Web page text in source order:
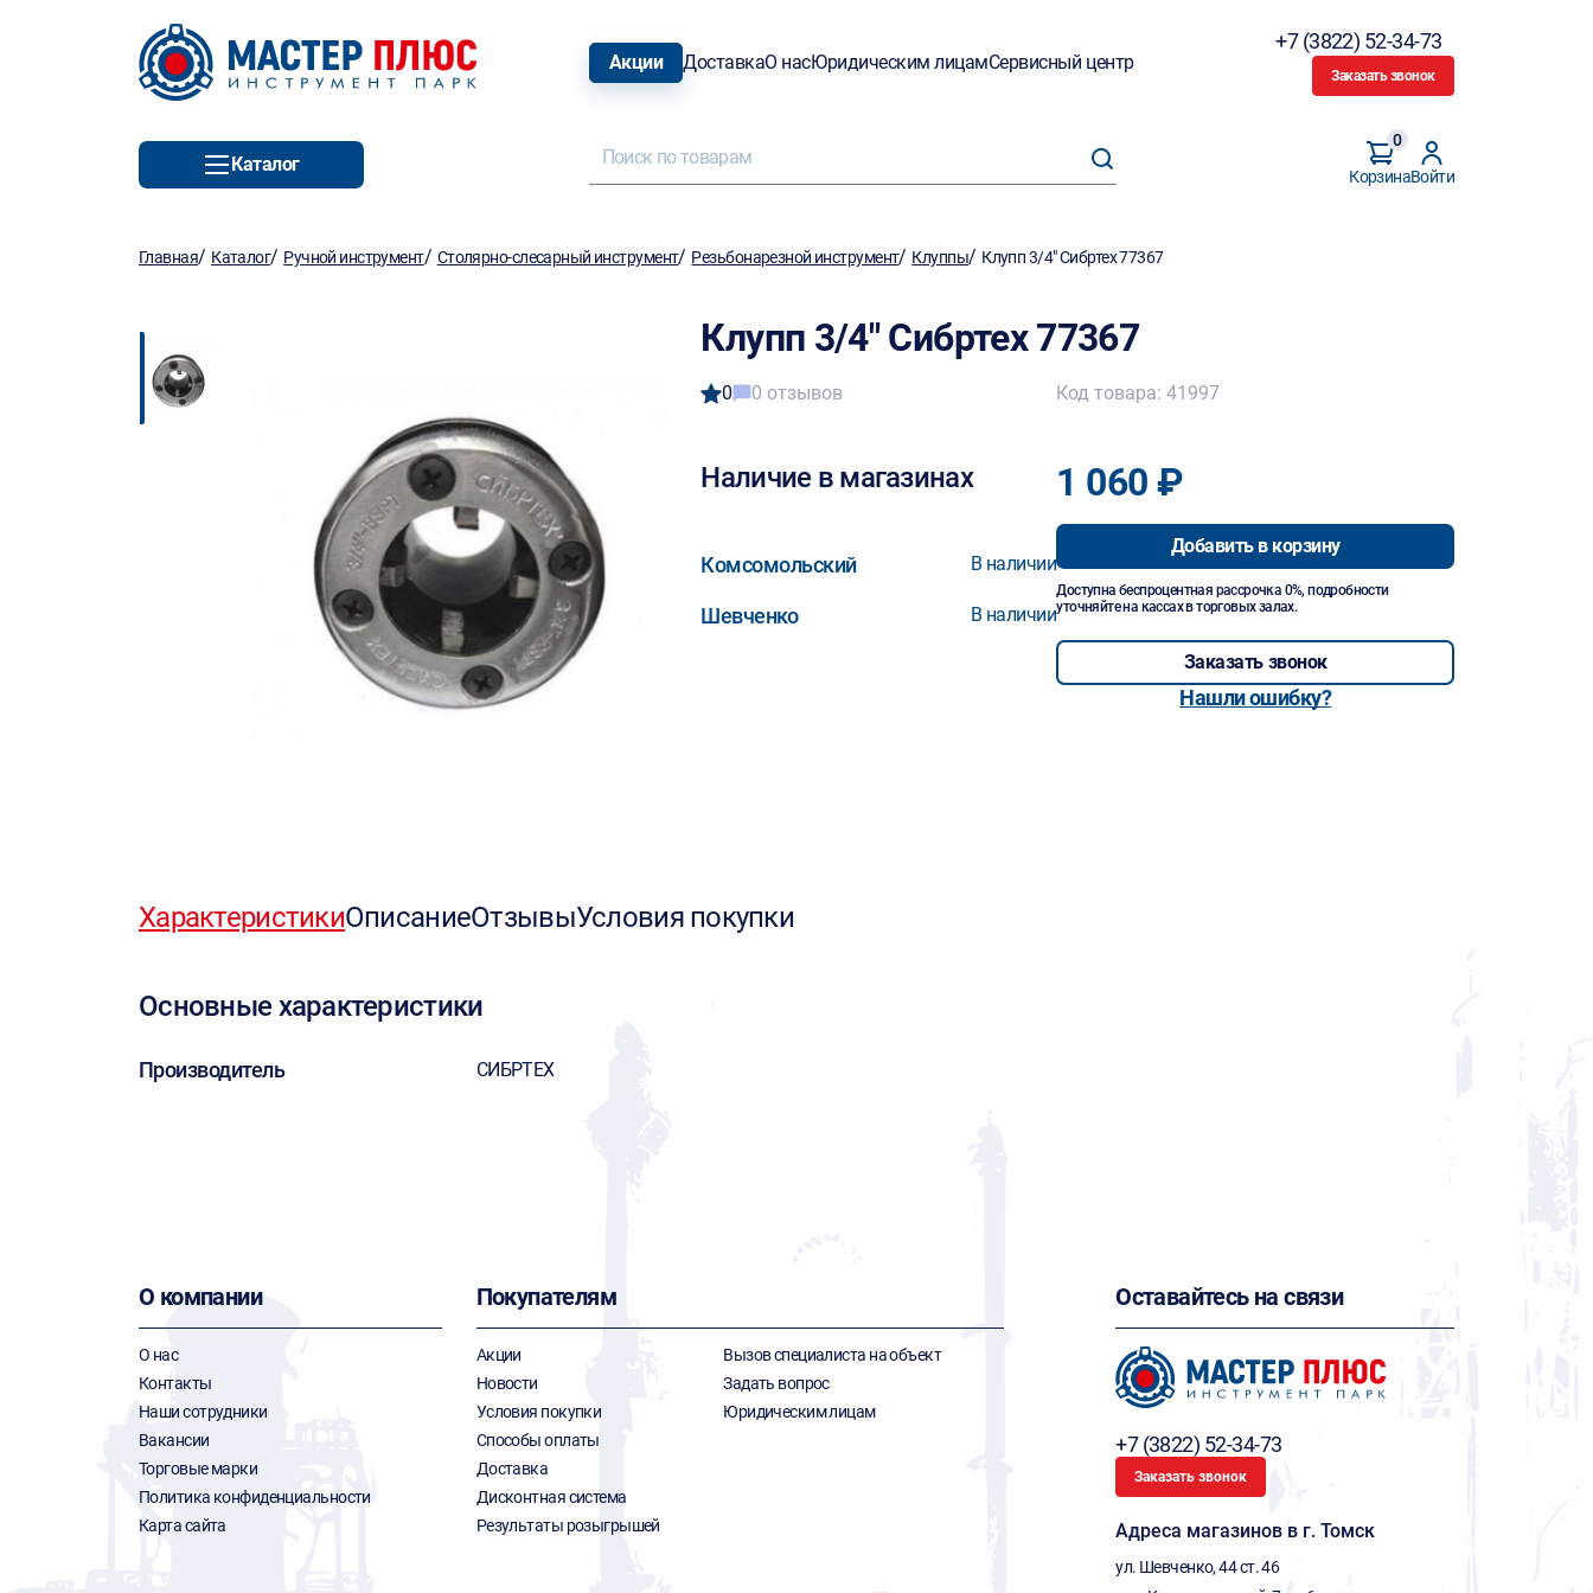
Акции ДоставкаО насЮридическим лицамСервисный центр
+7 (3822) 52-34-73
Заказать звонок
Каталог
Корзина
0
Войти
Главная/ Каталог/ Ручной инструмент/ Столярно-слесарный инструмент/ Резьбонарезной инструмент/ Клуппы/ Клупп 3/4" Сибртех 77367
Клупп 3/4" Сибртех 77367
0 0 отзывов
Наличие в магазинах
Комсомольский В наличии
Шевченко В наличии
Код товара: 41997
1 060 ₽
Добавить в корзину
Доступна беспроцентная рассрочка 0%, подробности
уточняйте на кассах в торговых залах.
Заказать звонок
Нашли ошибку?
ХарактеристикиОписаниеОтзывыУсловия покупки
Основные характеристики
Производитель СИБРТЕХ
О компании
О нас
Контакты
Наши сотрудники
Вакансии
Торговые марки
Политика конфиденциальности
Карта сайта
Покупателям
Акции
Новости
Условия покупки
Способы оплаты
Доставка
Дисконтная система
Результаты розыгрышей
Вызов специалиста на объект
Задать вопрос
Юридическим лицам
Оставайтесь на связи
+7 (3822) 52-34-73
Заказать звонок
Адреса магазинов в г. Томск
ул. Шевченко, 44 ст. 46